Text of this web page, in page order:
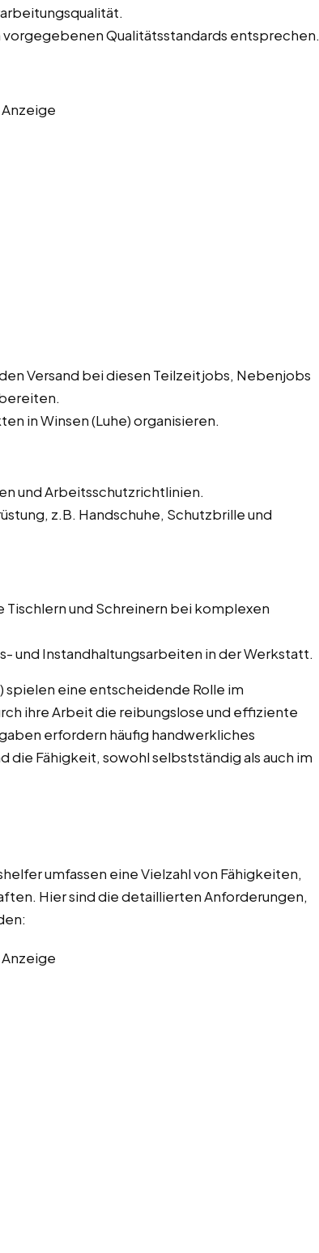
Qualitätsstandards entsprechen.
Anzeige
Versand bei diesen Teilzeitjobs, Nebenjobs
in Winsen (Luhe) organisieren.
und Arbeitsschutzrichtlinien.
z.B. Handschuhe, Schutzbrille und
und Schreinern bei komplexen
und Instandhaltungsarbeiten in der Werkstatt.
spielen eine entscheidende Rolle im
ihre Arbeit die reibungslose und effiziente
erfordern häufig handwerkliches
die Fähigkeit, sowohl selbstständig als auch im
umfassen eine Vielzahl von Fähigkeiten,
Hier sind die detaillierten Anforderungen,
Anzeige